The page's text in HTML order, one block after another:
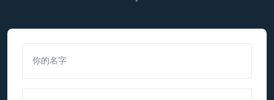
你的名字